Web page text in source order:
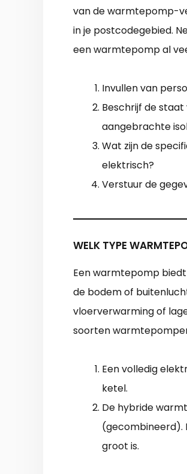
van de warmtepomp-
in je postcodegebied.
een warmtepomp al
Invullen van
Beschrijf de staat
aangebrachte
Wat zijn de
elektrisch?
Verstuur de
WELK TYPE
Een warmtepomp
de bodem of
vloerverwarming of
soorten
Een volledig
ketel.
De hybride
(gecombineerd).
groot is.